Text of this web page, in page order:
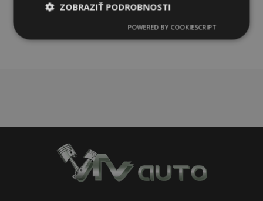
prianí
ZOBRAZIŤ PODROBNOSTI
potrebné
Výkonnosť Cielenie
Nevyhnutne potrebné
Výkonnosť
POWERED BY COOKIESCRIPT